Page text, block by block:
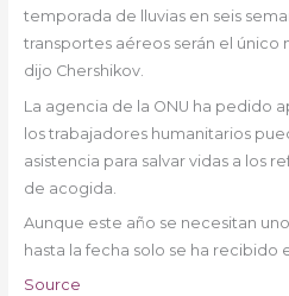
temporada de lluvias en seis
transportes aéreos serán el único
dijo Chershikov.
La agencia de la ONU ha pedido
los trabajadores humanitarios
asistencia para salvar vidas a los
de acogida.
Aunque este año se necesitan
hasta la fecha solo se ha recibido
Source